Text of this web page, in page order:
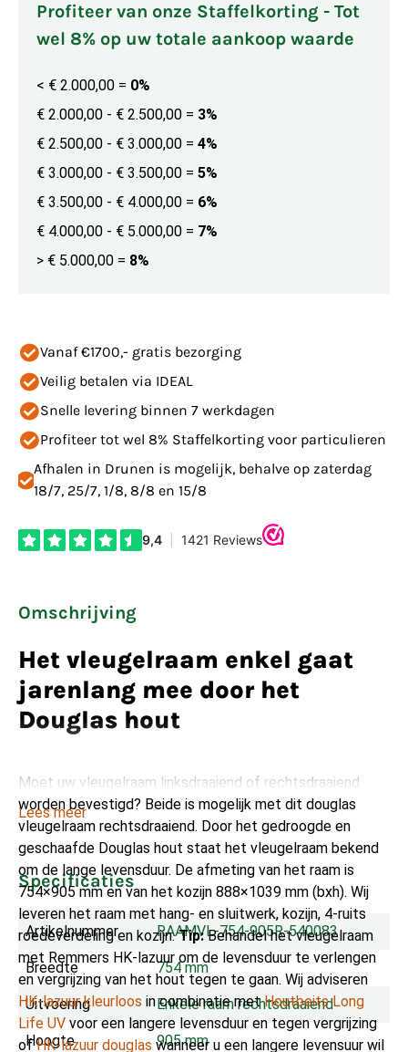
Profiteer van onze Staffelkorting - Tot
wel 8% op uw totale aankoop waarde
< € 2.000,00 = 0%
€ 2.000,00 - € 2.500,00 = 3%
€ 2.500,00 - € 3.000,00 = 4%
€ 3.000,00 - € 3.500,00 = 5%
€ 3.500,00 - € 4.000,00 = 6%
€ 4.000,00 - € 5.000,00 = 7%
> € 5.000,00 = 8%
Vanaf €1700,- gratis bezorging
Veilig betalen via IDEAL
Snelle levering binnen 7 werkdagen
Profiteer tot wel 8% Staffelkorting voor particulieren
Afhalen in Drunen is mogelijk, behalve op zaterdag
18/7, 25/7, 1/8, 8/8 en 15/8
Omschrijving
Het vleugelraam enkel gaat
jarenlang mee door het
Douglas hout
Moet uw vleugelraam linksdraaiend of rechtsdraaiend
worden bevestigd? Beide is mogelijk met dit douglas
vleugelraam rechtsdraaiend. Door het gedroogde en
geschaafde Douglas hout staat het vleugelraam bekend
om de lange levensduur. De afmeting van het raam is
754×905 mm en van het kozijn 888×1039 mm (bxh). Wij
leveren het raam met hang- en sluitwerk, kozijn, 4-ruits
roedeverdeling en kozijn.Tip:Behandel het vleugelraam
met Remmers HK-lazuur om de levensduur te verlengen
en vergrijzing van het hout tegen te gaan. Wij adviseren
HK-lazuur kleurloos in combinatie metHoutbeits Long
Life UV voor een langere levensduur en tegen vergrijzing
ofHK-lazuur douglas wanneer u een langere levensuur wil
Lees meer
Specificaties
Artikelnummer RAAMVL-754-905R-540083
Breedte 754 mm
Uitvoering Enkele raam rechtsdraaiend
Hoogte 905 mm